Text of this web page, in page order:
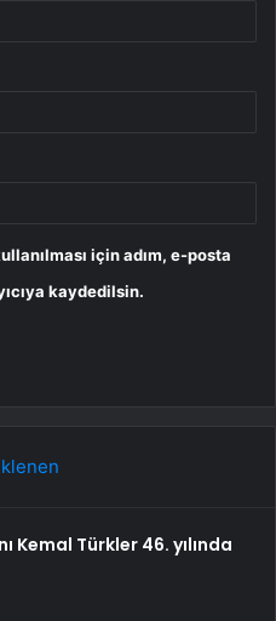
için adım, e-posta
kaydedilsin.
Kemal Türkler 46. yılında